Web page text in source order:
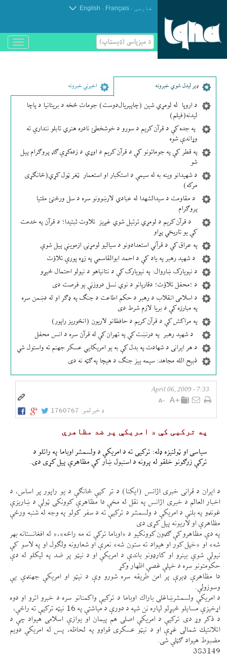
فارسی .
Français
.
English
د مېزپاسى (ډیسټاپ)
باز
و
ډير لیدل شوي خبرونه اخیرني خبرونه
د اروپا له لومړي شین (چاپېریال‌دوست) جومات څخه د بریتانیا د پاچا
لیدنه(فیلم)
په جده کې د قرآن کریم د سورو د خوشخطئ نادره هنري تابلو نندارې ته
وړاندې شوه
په قطر کې په جوماتونو کې د قرآن کریم د اوړي د زده‌کړې ګډ پروګرام پیل
شو
د شهیدانو وینه به له سیمې د استکبار او استعمار ټغر ټول کړي(ځانګړی
مرکه)
د مقاومت د سیدالشهدا له عبادي لارښوونو سره د سل ورځنئ ملتیا
پروګرام
د قرآن کریم د لومړي ترتیل شوي غږیز تلاوت ثبتیدا؛ د قرآن په خدمت
کې یو تاریخي پړاو
په عراق کې د قرآني استعدادونو د سیالیو لومړنۍ ازموینې پیل شوې
د شهید رهبر په یاد کې د احمد ابوالقاسمي په زړه پورې تلاؤت
د نیویارک ښاروال: په نیویارک کې د نتانیاهو د نیولو احتمال څېړو
د ؛محفل تلاؤت؛ دقاریانو د نوي نسل دروزنې یو فرصت دی
د اسلامی انقلاب د رهبر د حکم اطاعت د جنګ په ډګر او له دښمن سره
په مبارزه کې د بریا لازم شرط دی
په مراکش کې د قرآن کریم د حافظانو لاریون (انځوریز راپور)
د شهید رهبر په درنښت کې په تهران کې له قرآن سره د انس محفل
د هر ایرانی د شهادت په بدل کې به یو امریکایي عسکر جهنم ته واستول شي
ذبیح الله مجاهد: سیمه ییز جنګ د هیچا په ګټه نه دی
7:33 - April 06, 2009
د خبر لمبر: 1760767
په تركيی كې د امريكې پر ضد مظاهرې
سياسی او ټولنيزه ډله: تركيی ته د امريكې د ولسمشر اوباما په راتلو د
تركې زرګونو خلقو له پرونه د اسنبول ښار كې مظاهرې پيل كړی دی.
د ايران د قرانی خبری اژانس (ايكنا) د تر كېې څانګې د يو راپور پر اساس، د
اخبار العالم د خبری اژانس په نقل له مخې دا مظاهرې كوونكی ټولې د ښاريزې
غونډو په بلنې د امريكې د ولسمشر د تركېې ته د سفر كولو په وجه له شنبه ورځې
مظاهرې او لاريونه پيل كړی دی
په دې مظاهرو كې ګډون كوونكيو د «اوباما تركې ته مه راځه»،« له افغانستانه بهر
شه» او «خپل كور او هيواد ته ستون شه» نعرې او شعارونه ولګول او په لاسو كې
نيولې شوې بينرو او كارډونو باندې د امريكې او د نیټو پر ضد په ليكلو له دې
حكومتونو سره د خپلې غصې اظهار وكړ
دا مظاهرې ډيرې پر امن طريقه سره شورو وې د نیټو او امريكې جهنډې یې
وسوزولې.
د امريكې ولسمشرښاغلی باراك اوباما د تركېې واكمنانو سره د خبرو اترو او دوه
اړخيزې مسايلو څیړلو لپاره نن شپه د دورې د مياشتې په 16 نیټه تركېې ته راځې،
د ذكر وړ دی تركېې د امريكې اصلی هم پيمان او يوازې اسلامی هيواد چې د
اتلانتيك شمالی غړې او د نیټو عسكری قواوو په لحاظه، پس له امريكې دويم
مضبوط هيواد ګڼلې شی.
383149